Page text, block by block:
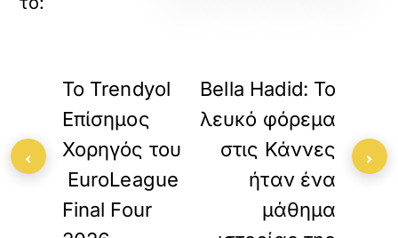
Το Trendyol
Επίσημος
Χορηγός του
EuroLeague
Final Four
Bella Hadid: Το
λευκό φόρεμα
στις Κάννες
ήταν ένα
μάθημα
‹ ›